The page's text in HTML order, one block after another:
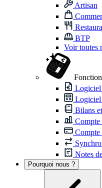
Artisan
BTP
Voir toutes
Logiciel
Logiciel
Bilans
Compte
Compte
Notes
Pourquoi nous ?